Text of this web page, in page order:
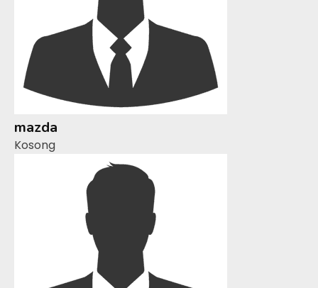
mazda
Kosong